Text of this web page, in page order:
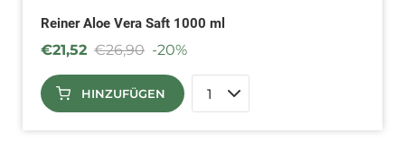
Reiner Aloe Vera Saft 1000 ml
€21,52 €26,90 -20%
HINZUFÜGEN